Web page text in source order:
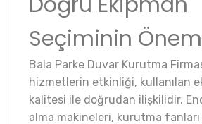
Seçiminin
Bala Parke Duvar Kurutma
hizmetlerin etkinliği, kullanılan
kalitesi ile doğrudan ilişkilidir.
alma makineleri, kurutma